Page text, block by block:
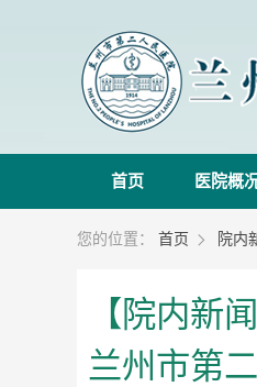
首页 医院概
您的位置： 首页  院内
【院内新
兰州市第